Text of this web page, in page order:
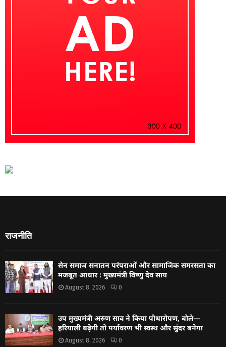
राजनीति
सेन समाज सनातन परंपराओं और सामाजिक समरसता का
मजबूत आधार : मुख्यमंत्री विष्णु देव साय
August 8, 2026 0
उप मुख्यमंत्री अरुण साव ने किया पौधारोपण, बोले—
हरियाली बढ़ेगी तो पर्यावरण भी स्वस्थ और सुंदर बनेगा
August 8, 2026 0